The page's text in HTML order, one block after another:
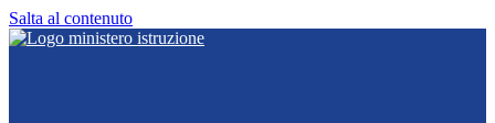
Salta al contenuto